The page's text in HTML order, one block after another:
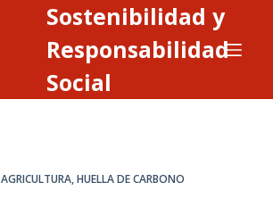
Sostenibilidad y
Responsabilidad
Social
AGRICULTURA,HUELLA DE CARBONO